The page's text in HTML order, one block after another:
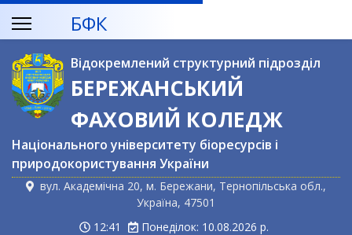
БФК
Відокремлений структурний підрозділ
БЕРЕЖАНСЬКИЙ
ФАХОВИЙ КОЛЕДЖ
Національного університету біоресурсів і
природокористування України
вул. Академічна 20, м. Бережани, Тернопільська обл.,
Україна, 47501
12:41
Понеділок: 10.08.2026 р.